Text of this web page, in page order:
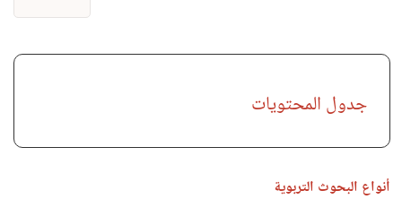
جدول المحتويات
أنواع البحوث التربوية